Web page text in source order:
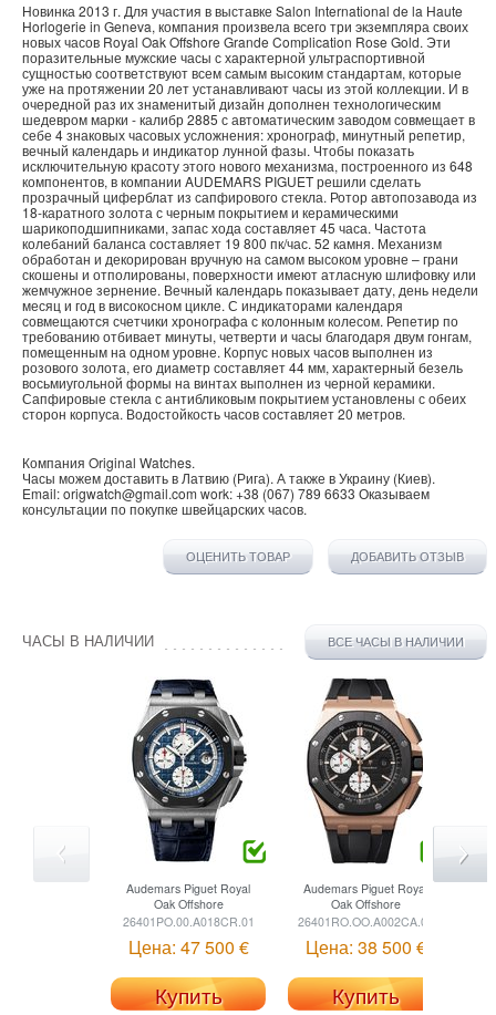
Новинка 2013 г. Для участия в выставке Salon International de la Haute
Horlogerie in Geneva, компания произвела всего три экземпляра своих
новых часов Royal Oak Offshore Grande Complication Rose Gold. Эти
поразительные мужские часы с характерной ультраспортивной
сущностью соответствуют всем самым высоким стандартам, которые
уже на протяжении 20 лет устанавливают часы из этой коллекции. И в
очередной раз их знаменитый дизайн дополнен технологическим
шедевром марки - калибр 2885 с автоматическим заводом совмещает в
себе 4 знаковых часовых усложнения: хронограф, минутный репетир,
вечный календарь и индикатор лунной фазы. Чтобы показать
исключительную красоту этого нового механизма, построенного из 648
компонентов, в компании AUDEMARS PIGUET решили сделать
прозрачный циферблат из сапфирового стекла. Ротор автопозавода из
18-каратного золота с черным покрытием и керамическими
шарикоподшипниками, запас хода составляет 45 часа. Частота
колебаний баланса составляет 19 800 пк/час. 52 камня. Механизм
обработан и декорирован вручную на самом высоком уровне – грани
скошены и отполированы, поверхности имеют атласную шлифовку или
жемчужное зернение. Вечный календарь показывает дату, день недели
месяц и год в високосном цикле. С индикаторами календаря
совмещаются счетчики хронографа с колонным колесом. Репетир по
требованию отбивает минуты, четверти и часы благодаря двум гонгам,
помещенным на одном уровне. Корпус новых часов выполнен из
розового золота, его диаметр составляет 44 мм, характерный безель
восьмиугольной формы на винтах выполнен из черной керамики.
Сапфировые стекла с антибликовым покрытием установлены с обеих
сторон корпуса. Водостойкость часов составляет 20 метров.
Компания Original Watches.
Часы можем доставить в Латвию (Рига). А также вУкраину (Киев).
Email:origwatch@gmail.com work:+38 (067) 789 6633 Оказываем
консультации по покупке швейцарских часов.
ОЦЕНИТЬ ТОВАР ДОБАВИТЬ ОТЗЫВ
ЧАСЫ В НАЛИЧИИ ВСЕ ЧАСЫ В НАЛИЧИИ
Audemars Piguet Royal
Oak Offshore
26401PO.00.A018CR.01
Цена: 47 500 €
Купить
Audemars Piguet Royal
Oak Offshore
26401RO.OO.A002CA.01
Цена: 38 500 €
Купить